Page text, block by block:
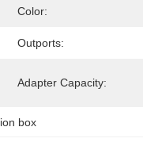
Color:
Outports:
Adapter Capacity:
box